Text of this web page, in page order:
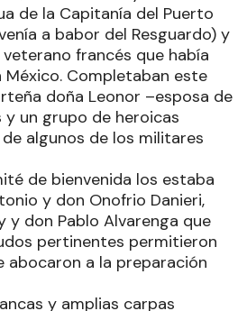
de la Capitanía del Puerto
a babor del Resguardo) y
francés que había
Completaban este
doña Leonor –esposa de
y un grupo de heroicas
algunos de los militares
de bienvenida los estaba
y don Onofrio Danieri,
y don Pablo Alvarenga que
pertinentes permitieron
abocaron a la preparación
y amplias carpas